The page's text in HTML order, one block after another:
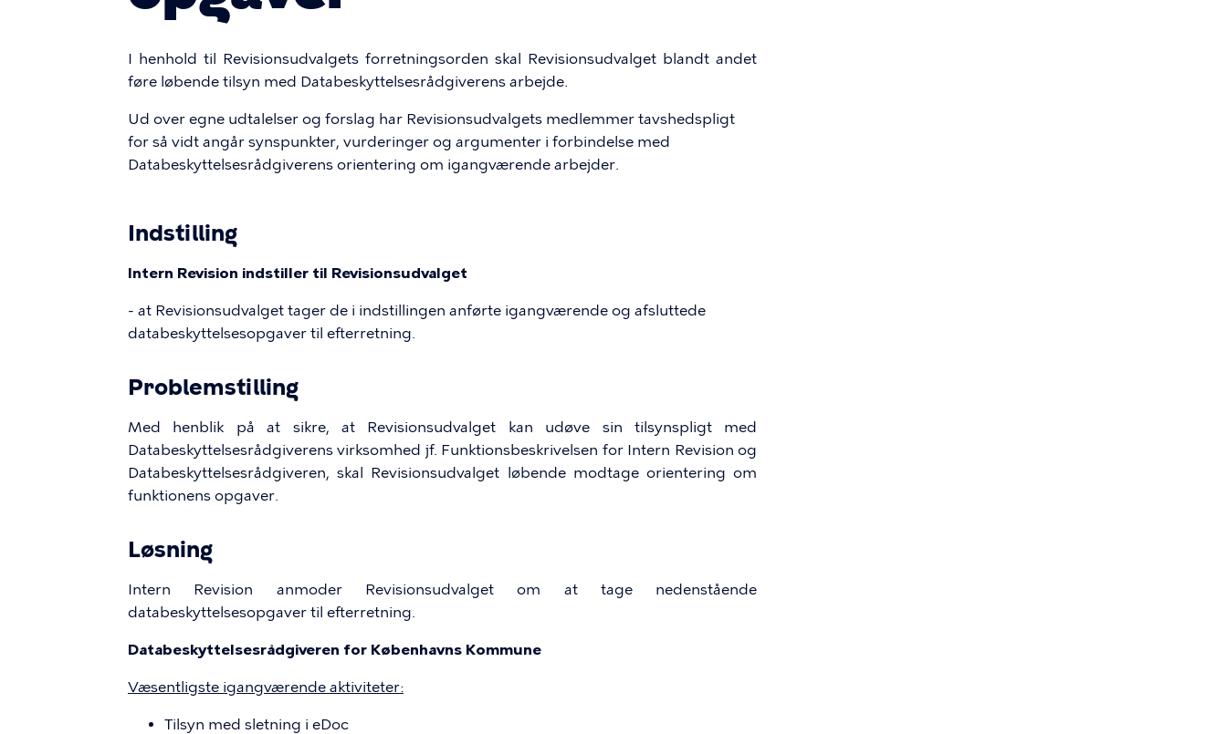
I henhold til Revisionsudvalgets forretningsorden skal Revisionsudvalget blandt andet
føre løbende tilsyn med Databeskyttelsesrådgiverens arbejde.
Ud over egne udtalelser og forslag har Revisionsudvalgets medlemmer tavshedspligt
for så vidt angår synspunkter, vurderinger og argumenter i forbindelse med
Databeskyttelsesrådgiverens orientering om igangværende arbejder.
Indstilling
Intern Revision indstiller til Revisionsudvalget
- at Revisionsudvalget tager de i indstillingen anførte igangværende og afsluttede
databeskyttelsesopgaver til efterretning.
Problemstilling
Med henblik på at sikre, at Revisionsudvalget kan udøve sin tilsynspligt med
Databeskyttelsesrådgiverens virksomhed jf. Funktionsbeskrivelsen for Intern Revision og
Databeskyttelsesrådgiveren, skal Revisionsudvalget løbende modtage orientering om
funktionens opgaver.
Løsning
Intern Revision anmoder Revisionsudvalget om at tage nedenstående
databeskyttelsesopgaver til efterretning.
Databeskyttelsesrådgiveren for Københavns Kommune
Væsentligste igangværende aktiviteter:
Tilsyn med sletning i eDoc